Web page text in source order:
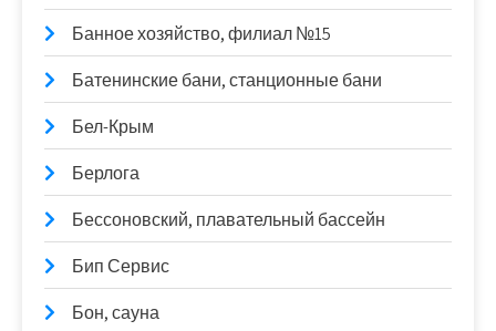
Банное хозяйство, филиал №15
Батенинские бани, станционные бани
Бел-Крым
Берлога
Бессоновский, плавательный бассейн
Бип Сервис
Бон, сауна